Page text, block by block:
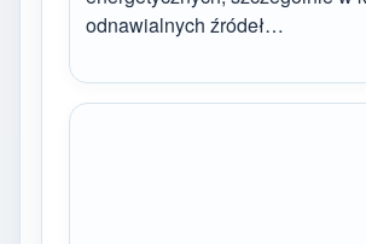
odnawialnych źródeł…